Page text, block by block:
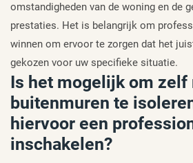
omstandigheden van de woning en de
prestaties. Het is belangrijk om
winnen om ervoor te zorgen dat het
gekozen voor uw specifieke situatie.
Is het mogelijk om zelf
buitenmuren te
hiervoor een
inschakelen?